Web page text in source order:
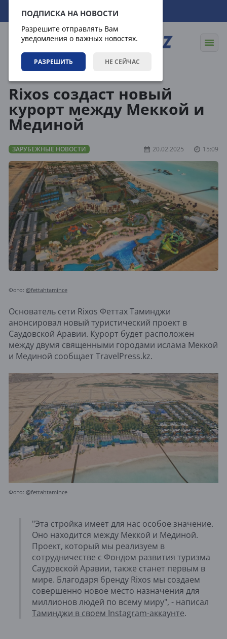
ПОДПИСКА НА НОВОСТИ
Разрешите отправлять Вам
уведомления о важных новостях.
РАЗРЕШИТЬ НЕ СЕЙЧАС
06.08.2026 17:52:58
Rixos создаст новый
курорт между Меккой и
Мединой
ЗАРУБЕЖНЫЕ НОВОСТИ 20.02.2025 15:09
Фото: @fettahtamince
Основатель сети Rixos Феттах Таминджи
анонсировал новый туристический проект в
Саудовской Аравии. Курорт будет расположен
между двумя священными городами ислама Меккой
и Мединой сообщает TravelPress.kz.
Фото: @fettahtamince
"Эта стройка имеет для нас особое значение.
Оно находится между Меккой и Мединой.
Проект, который мы реализуем в
сотрудничестве с Фондом развития туризма
Саудовской Аравии, также станет первым в
мире. Благодаря бренду Rixos мы создаем
совершенно новое место назначения для
миллионов людей по всему миру", - написал
Таминджи в своем Instagram-аккаунте.